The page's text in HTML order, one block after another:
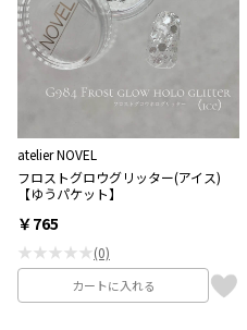
atelier NOVEL
フロストグロウグリッター(アイス)
【ゆうパケット】
￥765
★★★★★(0)
カートに入れる